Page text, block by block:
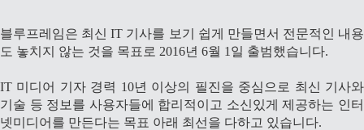
블루프레임은 최신 IT 기사를 보기 쉽게 만들면서 전문적인 내용
도 놓치지 않는 것을 목표로 2016년 6월 1일 출범했습니다.
IT 미디어 기자 경력 10년 이상의 필진을 중심으로 최신 기사와
기술 등 정보를 사용자들에 합리적이고 소신있게 제공하는 인터
넷미디어를 만든다는 목표 아래 최선을 다하고 있습니다.